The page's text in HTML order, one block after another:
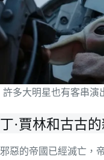
許多大明星也有客串演
丁·賈林和古古
邪惡的帝國已經滅亡，